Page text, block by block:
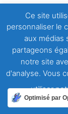
ARTICLE
Ce site
personnaliser le
aux médias
partageons
notre site
d'analyse. Vous
utiliser
Optimisé par